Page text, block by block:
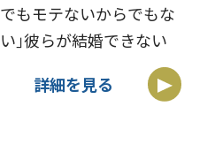
でもモテないからでもな
い｣彼らが結婚できない
本当の理由、と言う記事
詳細を見る